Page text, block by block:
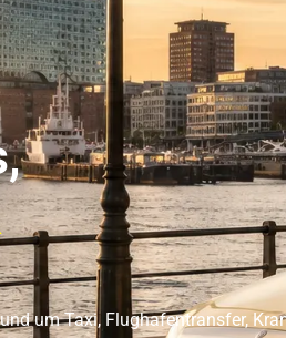
Unser Abholservice
um Taxi, Flughafentransfer,